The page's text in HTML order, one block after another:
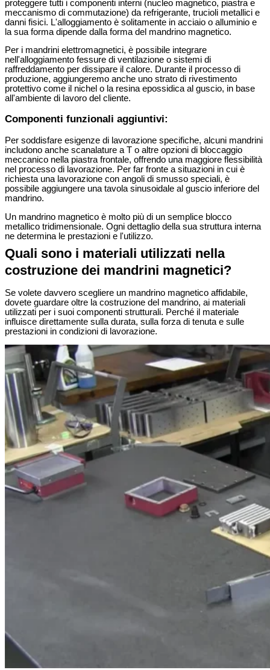
proteggere tutti i componenti interni (nucleo magnetico, piastra e
meccanismo di commutazione) da refrigerante, trucioli metallici e
danni fisici. L'alloggiamento è solitamente in acciaio o alluminio e
la sua forma dipende dalla forma del mandrino magnetico.
Per i mandrini elettromagnetici, è possibile integrare
nell'alloggiamento fessure di ventilazione o sistemi di
raffreddamento per dissipare il calore. Durante il processo di
produzione, aggiungeremo anche uno strato di rivestimento
protettivo come il nichel o la resina epossidica al guscio, in base
all'ambiente di lavoro del cliente.
Componenti funzionali aggiuntivi:
Per soddisfare esigenze di lavorazione specifiche, alcuni mandrini
includono anche scanalature a T o altre opzioni di bloccaggio
meccanico nella piastra frontale, offrendo una maggiore flessibilità
nel processo di lavorazione. Per far fronte a situazioni in cui è
richiesta una lavorazione con angoli di smusso speciali, è
possibile aggiungere una tavola sinusoidale al guscio inferiore del
mandrino.
Un mandrino magnetico è molto più di un semplice blocco
metallico tridimensionale. Ogni dettaglio della sua struttura interna
ne determina le prestazioni e l'utilizzo.
Quali sono i materiali utilizzati nella
costruzione dei mandrini magnetici?
Se volete davvero scegliere un mandrino magnetico affidabile,
dovete guardare oltre la costruzione del mandrino, ai materiali
utilizzati per i suoi componenti strutturali. Perché il materiale
influisce direttamente sulla durata, sulla forza di tenuta e sulle
prestazioni in condizioni di lavorazione.